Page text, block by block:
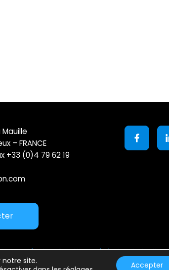
notre site.
Accepter
– FRANCE
+33 (0)4 79 62 19
légales Conditions générales d’utilisation